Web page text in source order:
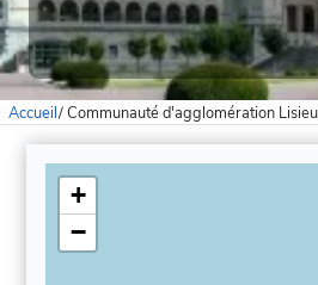
Accueil/Communauté d'agglomération
+
−